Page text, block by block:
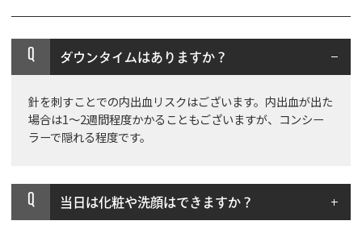
Q ダウンタイムはありますか？
針を刺すことでの内出血リスクはございます。内出血が出た
場合は1～2週間程度かかることもございますが、コンシー
ラーで隠れる程度です。
Q 当日は化粧や洗顔はできますか？